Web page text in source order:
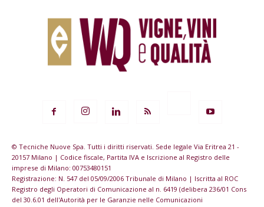
© Tecniche Nuove Spa. Tutti i diritti riservati. Sede legale Via Eritrea 21 -
20157 Milano | Codice fiscale, Partita IVA e Iscrizione al Registro delle
imprese di Milano: 00753480151
Registrazione: N. 547 del 05/09/2006 Tribunale di Milano | Iscritta al ROC
Registro degli Operatori di Comunicazione al n. 6419 (delibera 236/01 Cons
del 30.6.01 dell'Autorità per le Garanzie nelle Comunicazioni